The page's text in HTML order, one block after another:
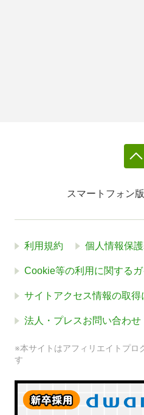
スマートフォン版
利用規約 個人情報保
Cookie等の利用に関する
サイトアクセス情報の取得
法人・プレスお問い合わせ
※本サイトはアフィリエイトプロ
す